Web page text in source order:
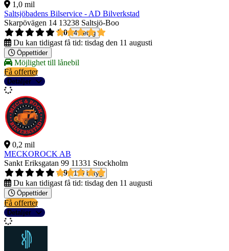
1,0 mil
Saltsjöbadens Bilservice - AD Bilverkstad
Skarpövägen 14 13238 Saltsjö-Boo
5,0
4 betyg
Du kan tidigast få tid: tisdag den 11 augusti
Öppettider
Möjlighet till lånebil
Få offerter
Detaljer
0,2 mil
MECKOROCK AB
Sankt Eriksgatan 99 11331 Stockholm
4,9
119 betyg
Du kan tidigast få tid: tisdag den 11 augusti
Öppettider
Få offerter
Detaljer